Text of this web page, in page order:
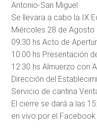
Antonio-San Miguel
Se llevara a cabo la IX
Miércoles 28 de Agosto
09:30 hs Acto de
10:00 hs Presentación
12:30 hs Almuerzo con
Dirección del
Servicio de cantina
El cierre se dará a las
en vivo por el Facebook